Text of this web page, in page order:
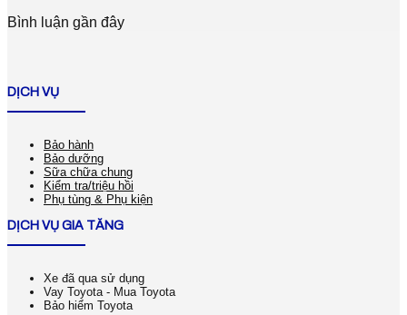
Bình luận gần đây
DỊCH VỤ
Bảo hành
Bảo dưỡng
Sữa chữa chung
Kiểm tra/triệu hồi
Phụ tùng & Phụ kiện
DỊCH VỤ GIA TĂNG
Xe đã qua sử dụng
Vay Toyota - Mua Toyota
Bảo hiểm Toyota